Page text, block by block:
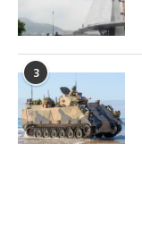
3